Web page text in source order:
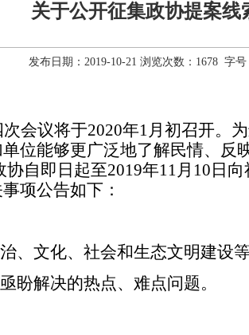
关于公开征集政协提案线
发布日期：2019-10-21 浏览次数： 1678 字号
会议将于2020年1月初召开。 为
位能够更广泛地了解民情、反
协自即日起至2019年11月 10 日
项公告如下：
、文化、社会和生态文明建设
盼解决的热点、难点问题。